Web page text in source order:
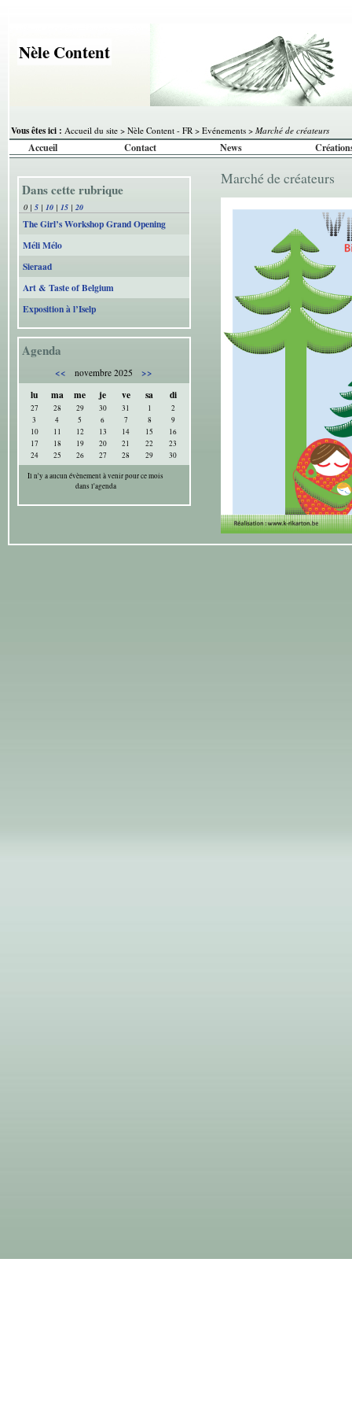
Nèle Content
Vous êtes ici : Accueil du site > Nèle Content - FR > Evénements > Marché de créateurs
Accueil Contact News
Dans cette rubrique
0 | 5 | 10 | 15 | 20
The Girl’s Workshop Grand Opening
Méli Mélo
Sieraad
Art & Taste of Belgium
Exposition à l’Iselp
Agenda
<< novembre 2025
>>
lu
ma me je ve sa di
27 28 29 30 31 1
2
3
4 5 6 7 8
9
10
11 12 13 14 15
16
17
18 19 20 21 22
23
24
25 26 27 28 29
30
Il n'y a aucun évènement à venir pour ce mois
dans l'agenda
Marché de créateurs